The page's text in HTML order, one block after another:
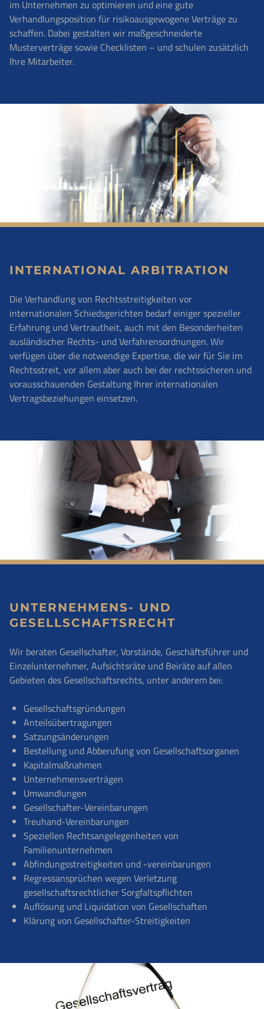
im Unternehmen zu optimieren und eine gute
Verhandlungsposition für risikoausgewogene Verträge zu
schaffen. Dabei gestalten wir maßgeschneiderte
Musterverträge sowie Checklisten – und schulen zusätzlich
Ihre Mitarbeiter.
INTERNATIONAL ARBITRATION
Die Verhandlung von Rechtsstreitigkeiten vor
internationalen Schiedsgerichten bedarf einiger spezieller
Erfahrung und Vertrautheit, auch mit den Besonderheiten
ausländischer Rechts- und Verfahrensordnungen. Wir
verfügen über die notwendige Expertise, die wir für Sie im
Rechtsstreit, vor allem aber auch bei der rechtssicheren und
vorausschauenden Gestaltung Ihrer internationalen
Vertragsbeziehungen einsetzen.
UNTERNEHMENS- UND
GESELLSCHAFTSRECHT
Wir beraten Gesellschafter, Vorstände, Geschäftsführer und
Einzelunternehmer, Aufsichtsräte und Beiräte auf allen
Gebieten des Gesellschaftsrechts, unter anderem bei:
Gesellschaftsgründungen
Anteilsübertragungen
Satzungsänderungen
Bestellung und Abberufung von Gesellschaftsorganen
Kapitalmaßnahmen
Unternehmensverträgen
Umwandlungen
Gesellschafter-Vereinbarungen
Treuhand-Vereinbarungen
Speziellen Rechtsangelegenheiten von
Familienunternehmen
Abfindungsstreitigkeiten und -vereinbarungen
Regressansprüchen wegen Verletzung
gesellschaftsrechtlicher Sorgfaltspflichten
Auflösung und Liquidation von Gesellschaften
Klärung von Gesellschafter-Streitigkeiten